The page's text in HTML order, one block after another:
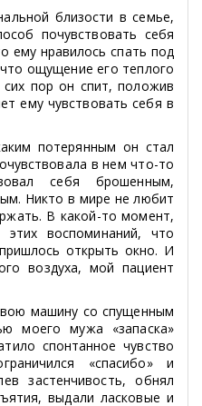
близости в семье,
почувствовать себя
ему нравилось спать под
ощущение его теплого
пор он спит, положив
ему чувствовать себя в
потерянным он стал
в нем что-то
себя брошенным,
Никто в мире не любит
В какой-то момент,
воспоминаний, что
открыть окно. И
воздуха, мой пациент
машину со спущенным
моего мужа «запаска»
спонтанное чувство
«спасибо» и
застенчивость, обнял
выдали ласковые и